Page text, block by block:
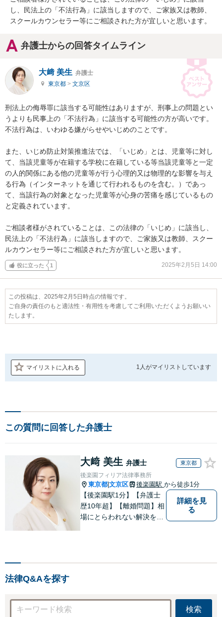
し、民法上の「不法行為」に該当しますので、ご家族又は教師、
スクールカウンセラー等にご相談された方が宜しいと思います。
弁護士からの回答タイムライン
大﨑 美生 弁護士
東京都 > 文京区
刑法上の侮辱罪に該当する可能性はありますが、刑事上の問題とい
うよりも民事上の「不法行為」に該当する可能性の方が高いです。
不法行為は、いわゆる嫌がらせやいじめのことです。
また、いじめ防止対策推進法では、「いじめ」とは、児童等に対し
て、当該児童等が在籍する学校に在籍している等当該児童等と一定
の人的関係にある他の児童等が行う心理的又は物理的な影響を与え
る行為（インターネットを通じて行われるものを含む。）であっ
て、当該行為の対象となった児童等が心身の苦痛を感じているもの
と定義されています。
ご相談者様がされていることは、この法律の「いじめ」に該当し、
民法上の「不法行為」に該当しますので、ご家族又は教師、スクー
ルカウンセラー等にご相談された方が宜しいと思います。
役に立った 1 2025年2月5日 14:00
この投稿は、2025年2月5日時点の情報です。
ご自身の責任のもと適法性・有用性を考慮してご利用いただくようお願いい
たします。
マイリストに入れる 1人がマイリストしています
この質問に回答した弁護士
大﨑 美生 弁護士 東京都
後楽園フィリア法律事務所
東京都 文京区 後楽園駅 から徒歩1分
【後楽園駅1分】【弁護士
歴10年超】【離婚問題】相
場にとらわれない解決を目
詳細を見
る
法律Q&Aを探す
検索